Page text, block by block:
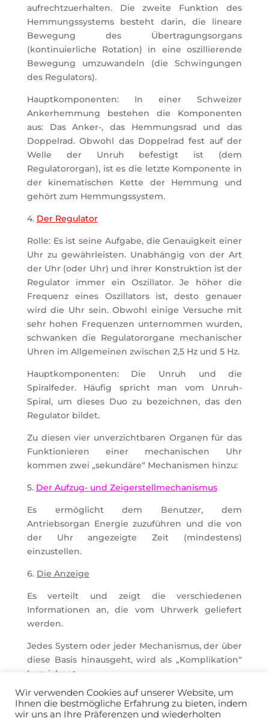
aufrechtzuerhalten. Die zweite Funktion des
Hemmungssystems besteht darin, die lineare
Bewegung des Übertragungsorgans
(kontinuierliche Rotation) in eine oszillierende
Bewegung umzuwandeln (die Schwingungen
des Regulators).
Hauptkomponenten: In einer Schweizer
Ankerhemmung bestehen die Komponenten
aus: Das Anker-, das Hemmungsrad und das
Doppelrad. Obwohl das Doppelrad fest auf der
Welle der Unruh befestigt ist (dem
Regulatororgan), ist es die letzte Komponente in
der kinematischen Kette der Hemmung und
gehört zum Hemmungssystem.
4. Der Regulator
Rolle: Es ist seine Aufgabe, die Genauigkeit einer
Uhr zu gewährleisten. Unabhängig von der Art
der Uhr (oder Uhr) und ihrer Konstruktion ist der
Regulator immer ein Oszillator. Je höher die
Frequenz eines Oszillators ist, desto genauer
wird die Uhr sein. Obwohl einige Versuche mit
sehr hohen Frequenzen unternommen wurden,
schwanken die Regulatororgane mechanischer
Uhren im Allgemeinen zwischen 2,5 Hz und 5 Hz.
Hauptkomponenten: Die Unruh und die
Spiralfeder. Häufig spricht man vom Unruh-
Spiral, um dieses Duo zu bezeichnen, das den
Regulator bildet.
Zu diesen vier unverzichtbaren Organen für das
Funktionieren einer mechanischen Uhr
kommen zwei „sekundäre“ Mechanismen hinzu:
5. Der Aufzug- und Zeigerstellmechanismus
Es ermöglicht dem Benutzer, dem
Antriebsorgan Energie zuzuführen und die von
der Uhr angezeigte Zeit (mindestens)
einzustellen.
6. Die Anzeige
Es verteilt und zeigt die verschiedenen
Informationen an, die vom Uhrwerk geliefert
werden.
Jedes System oder jeder Mechanismus, der über
diese Basis hinausgeht, wird als „Komplikation“
bezeichnet.
Wir verwenden Cookies auf unserer Website, um
Ihnen die bestmögliche Erfahrung zu bieten, indem
wir uns an Ihre Präferenzen und wiederholten